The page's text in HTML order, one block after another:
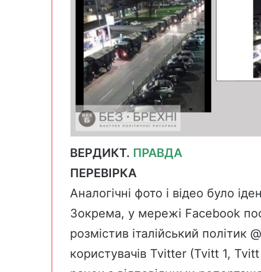
ВЕРДИКТ. ПРАВДА
ПЕРЕВІРКА
Аналогічні фото і відео було
Зокрема, у мережі Facebook
розмістив італійський політик
користувачів Tvіtter (Tvіtt 1,